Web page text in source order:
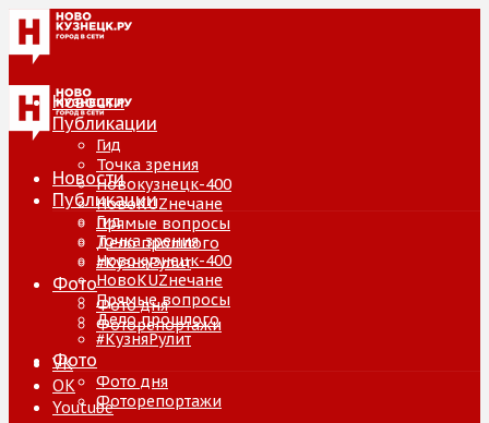
Новости
Публикации
Гид
Точка зрения
Новокузнецк-400
НовоKUZнечане
Прямые вопросы
Дело прошлого
#КузняРулит
Фото
Фото дня
Фоторепортажи
VK
ОК
Youtube
Новости
Публикации
Гид
Точка зрения
Новокузнецк-400
НовоKUZнечане
Прямые вопросы
Дело прошлого
#КузняРулит
Фото
Фото дня
Фоторепортажи